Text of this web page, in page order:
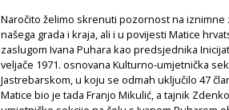
Naročito želimo skrenuti pozornost na
našega grada i kraja, ali i u povijesti Matice
zaslugom Ivana Puhara kao predsjednika
veljače 1971. osnovana Kulturno-umjetnička
Jastrebarskom, u koju se odmah uključilo 47
Matice bio je tada Franjo Mikulić, a tajnik